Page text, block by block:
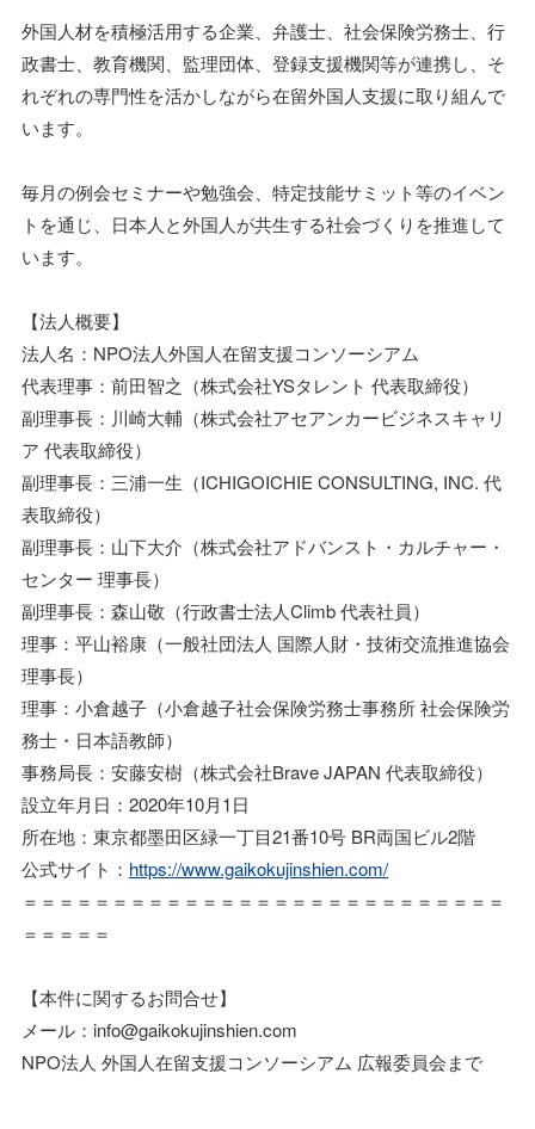
外国人材を積極活用する企業、弁護士、社会保険労務士、行
政書士、教育機関、監理団体、登録支援機関等が連携し、そ
れぞれの専門性を活かしながら在留外国人支援に取り組んで
います。
毎月の例会セミナーや勉強会、特定技能サミット等のイベン
トを通じ、日本人と外国人が共生する社会づくりを推進して
います。
【法人概要】
法人名：NPO法人外国人在留支援コンソーシアム
代表理事：前田智之（株式会社YSタレント 代表取締役）
副理事長：川崎大輔（株式会社アセアンカービジネスキャリ
ア 代表取締役）
副理事長：三浦一生（ICHIGOICHIE CONSULTING, INC. 代
表取締役）
副理事長：山下大介（株式会社アドバンスト・カルチャー・
センター 理事長）
副理事長：森山敬（行政書士法人Climb 代表社員）
理事：平山裕康（一般社団法人 国際人財・技術交流推進協会
理事長）
理事：小倉越子（小倉越子社会保険労務士事務所 社会保険労
務士・日本語教師）
事務局長：安藤安樹（株式会社Brave JAPAN 代表取締役）
設立年月日：2020年10月1日
所在地：東京都墨田区緑一丁目21番10号 BR両国ビル2階
公式サイト： https://www.gaikokujinshien.com/
＝＝＝＝＝＝＝＝＝＝＝＝＝＝＝＝＝＝＝＝＝＝＝＝＝＝＝
＝＝＝＝＝
【本件に関するお問合せ】
メール：info@gaikokujinshien.com
NPO法人 外国人在留支援コンソーシアム 広報委員会まで